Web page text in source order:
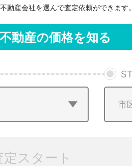
動産会社を選んで査定依頼ができます
動産の価格を知る
定スタート